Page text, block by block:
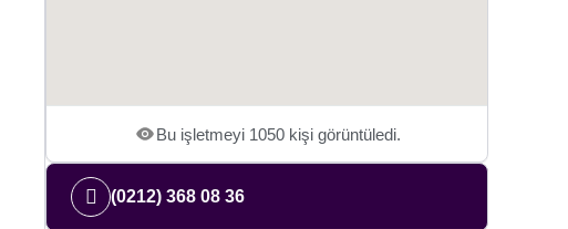
Bu işletmeyi 1050 kişi görüntüledi.
(0212) 368 08 36